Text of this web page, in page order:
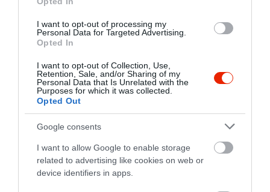
I want to opt-out of processing my
Personal Data for Targeted Advertising.
Opted In
I want to opt-out of Collection, Use,
Retention, Sale, and/or Sharing of my
Personal Data that Is Unrelated with the
Purposes for which it was collected.
Opted Out
Google consents
I want to allow Google to enable storage
related to advertising like cookies on web or
device identifiers in apps.
tudtuk megenni, a maradékot
elcsomagoltattuk.
db megmaradt rántott
gombámból 2- őt "elfelejtettek"
az elviteles dobozomba
steakburgonyámmal is. Annak
Mondanám, hogy jók az árak,
de, ha a főétel 40%- ának lába
kél, a köretnek meg az 1/3- a,